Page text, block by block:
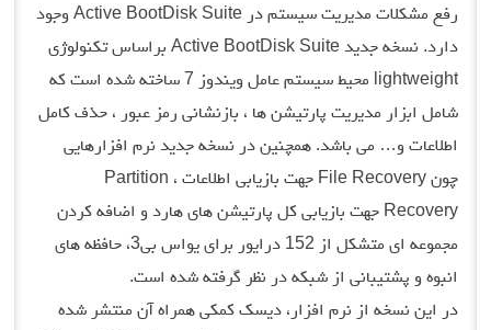
رفع مشکلات مدیریت سیستم در Active BootDisk Suite وجود
دارد. نسخه جدید Active BootDisk Suite براساس تکنولوژی
lightweight محیط سیستم عامل ویندوز 7 ساخته شده است که
شامل ابزار مدیریت پارتیشن ها ، بازنشانی رمز عبور ، حذف کامل
اطلاعات و… می باشد. همچنین در نسخه جدید نرم افزارهایی
چون File Recovery جهت بازیابی اطلاعات ، Partition
Recovery جهت بازیابی کل پارتیشن های هارد و اضافه کردن
مجموعه ای متشکل از 152 درایور برای یواس بی3، حافظه های
انبوه و پشتیبانی از شبکه در نظر گرفته شده است.
در این نسخه از نرم افزار، دیسک کمکی همراه آن منتشر شده